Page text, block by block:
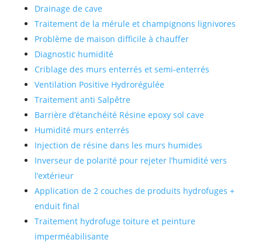
Drainage de cave
Traitement de la mérule et champignons lignivores
Problème de maison difficile à chauffer
Diagnostic humidité
Criblage des murs enterrés et semi-enterrés
Ventilation Positive Hydrorégulée
Traitement anti Salpêtre
Barrière d’étanchéité Résine epoxy sol cave
Humidité murs enterrés
Injection de résine dans les murs humides
Inverseur de polarité pour rejeter l’humidité vers
l’extérieur
Application de 2 couches de produits hydrofuges +
enduit final
Traitement hydrofuge toiture et peinture
imperméabilisante